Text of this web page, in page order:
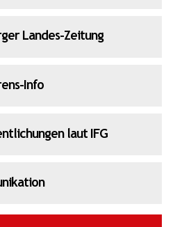
Landes-Zeitung
Info
laut IFG